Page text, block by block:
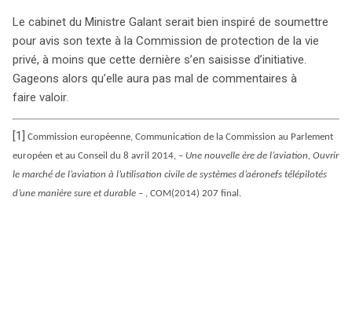
Le cabinet du Ministre Galant serait bien inspiré de soumettre
pour avis son texte à la Commission de protection de la vie
privé, à moins que cette dernière s’en saisisse d’initiative.
Gageons alors qu’elle aura pas mal de commentaires à
faire valoir.
[1] Commission européenne, Communication de la Commission au Parlement
européen et au Conseil du 8 avril 2014, – Une nouvelle ère de l’aviation, Ouvrir
le marché de l’aviation à l’utilisation civile de systèmes d’aéronefs télépilotés
d’une manière sure et durable – , COM(2014) 207 final.